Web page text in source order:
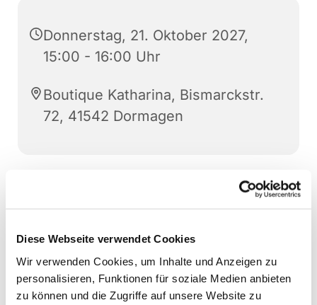
Diese Webseite verwendet Cookies
Wir verwenden Cookies, um Inhalte und Anzeigen zu
personalisieren, Funktionen für soziale Medien anbieten
zu können und die Zugriffe auf unsere Website zu
Donnerstag, 21. Oktober 2027,
15:00 - 16:00 Uhr
Boutique Katharina, Bismarckstr.
72, 41542 Dormagen